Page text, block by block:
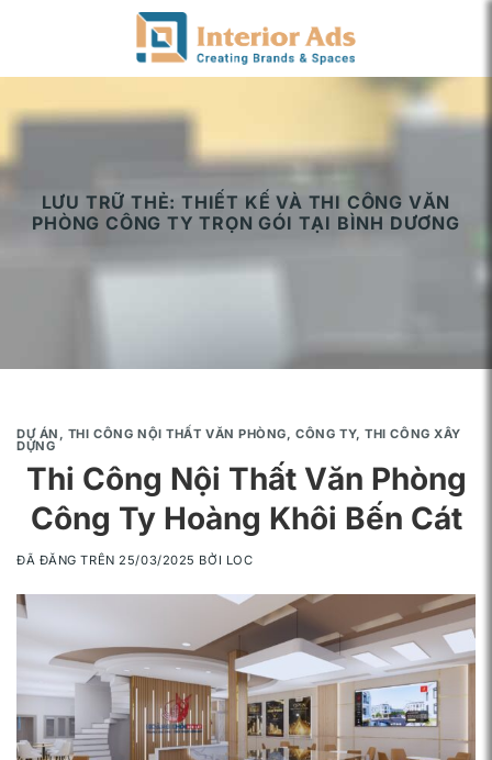
LƯU TRỮ THẺ:THIẾT KẾ VÀ THI CÔNG VĂN
PHÒNG CÔNG TY TRỌN GÓI TẠI BÌNH DƯƠNG
DỰ ÁN , THI CÔNG NỘI THẤT VĂN PHÒNG, CÔNG TY,THI CÔNG XÂY
DỰNG
Thi Công Nội Thất Văn Phòng
Công Ty Hoàng Khôi Bến Cát
ĐÃ ĐĂNG TRÊN 25/03/2025 BỞI LOC